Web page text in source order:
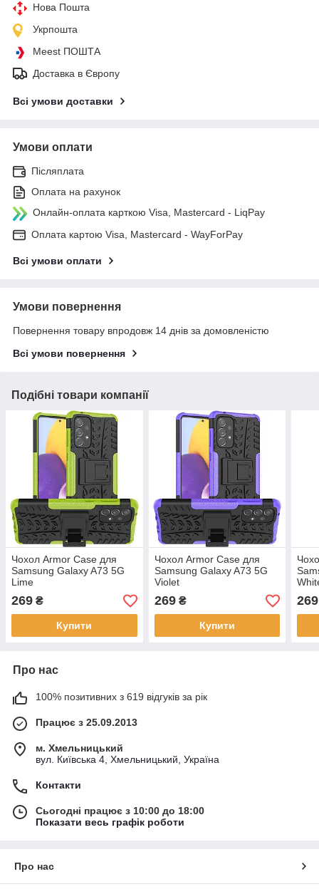
Нова Пошта
Укрпошта
Meest ПОШТА
Доставка в Європу
Всі умови доставки
Умови оплати
Післяплата
Оплата на рахунок
Онлайн-оплата карткою Visa, Mastercard - LiqPay
Оплата картою Visa, Mastercard - WayForPay
Всі умови оплати
Умови повернення
Повернення товару впродовж 14 днів за домовленістю
Всі умови повернення
Подібні товари компанії
Чохол Armor Case для
Samsung Galaxy A73 5G
Lime
269 ₴
Купити
Чохол Armor Case для
Samsung Galaxy A73 5G
Violet
269₴
Купити
269
Про нас
100% позитивних з 619 відгуків за рік
Працює з 25.09.2013
м. Хмельницький
вул. Київська 4, Хмельницький, Україна
Контакти
Сьогодні працює з 10:00 до 18:00
Показати весь графік роботи
Про нас